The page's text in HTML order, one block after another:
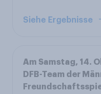
Siehe Ergebnisse
Am Samstag, 14.
DFB-Team der